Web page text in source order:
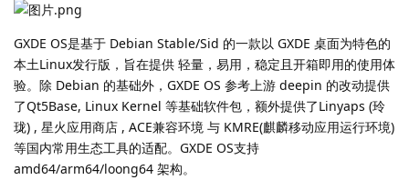
GXDE OS是基于 Debian Stable/Sid 的一款以 GXDE 桌面为特色的
本土Linux发行版，旨在提供 轻量，易用，稳定且开箱即用的使用体
验。除 Debian 的基础外，GXDE OS 参考上游 deepin 的改动提供
了Qt5Base, Linux Kernel 等基础软件包，额外提供了Linyaps (玲
珑) , 星火应用商店 , ACE兼容环境 与 KMRE(麒麟移动应用运行环境)
等国内常用生态工具的适配。GXDE OS支持
amd64/arm64/loong64 架构。